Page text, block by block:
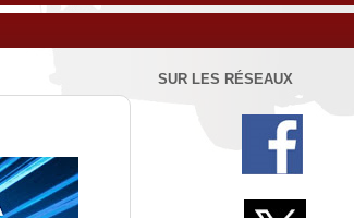
SUR LES RÉSEAUX